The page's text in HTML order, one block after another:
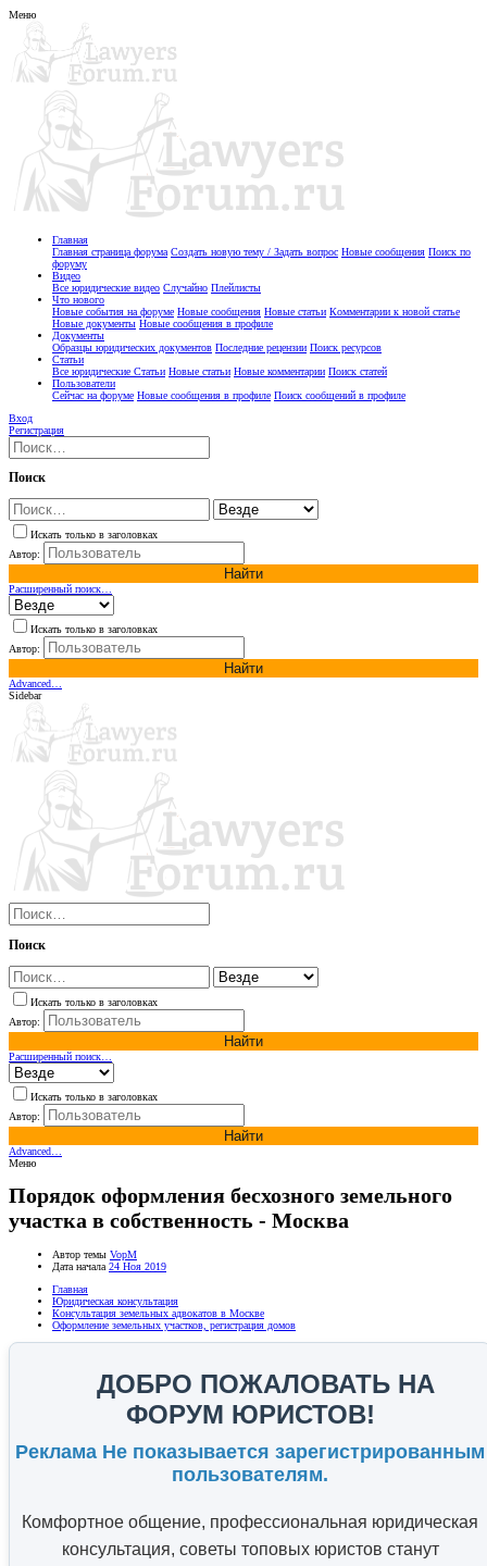
Меню
Главная
Главная страница форума Создать новую тему / Задать вопрос Новые сообщения Поиск по
форуму
Видео
Все юридические видео Случайно Плейлисты
Что нового
Новые события на форуме Новые сообщения Новые статьи Комментарии к новой статье
Новые документы Новые сообщения в профиле
Документы
Образцы юридических документов Последние рецензии Поиск ресурсов
Статьи
Все юридические Статьи Новые статьи Новые комментарии Поиск статей
Пользователи
Сейчас на форуме Новые сообщения в профиле Поиск сообщений в профиле
Вход
Регистрация
Поиск
Искать только в заголовках
Автор:
Найти
Расширенный поиск…
Искать только в заголовках
Автор:
Найти
Advanced…
Sidebar
Поиск
Искать только в заголовках
Автор:
Найти
Расширенный поиск…
Искать только в заголовках
Автор:
Найти
Advanced…
Меню
Порядок оформления бесхозного земельного
участка в собственность - Москва
Автор темы VopM
Дата начала 24 Ноя 2019
Главная
Юридическая консультация
Консультация земельных адвокатов в Москве
Оформление земельных участков, регистрация домов
ДОБРО ПОЖАЛОВАТЬ НА
ФОРУМ ЮРИСТОВ!
Реклама Не показывается зарегистрированным
пользователям.
Комфортное общение, профессиональная юридическая
консультация, советы топовых юристов станут